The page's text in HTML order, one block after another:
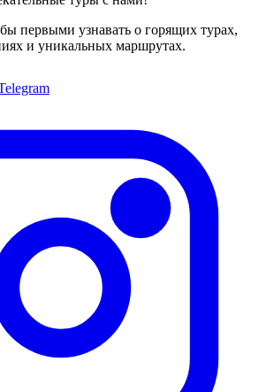
первыми узнавать о горящих турах,
и уникальных маршрутах.